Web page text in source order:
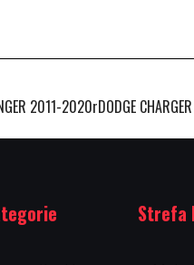
2011-2020rDODGE
Strefa